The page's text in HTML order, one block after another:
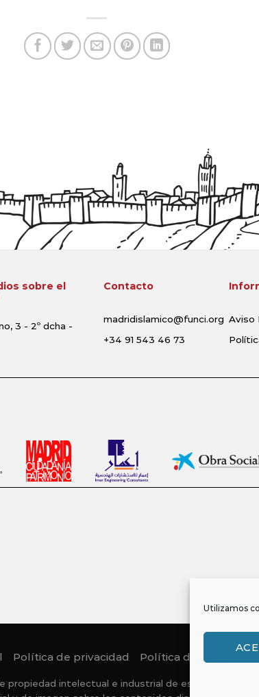
Utilizamos
sobre el
3 - 2º dcha -
Contacto
madridislamico@funci.org
+34 91 543 46 73
Aviso
Política de privacidad Política de Cookies
propiedad intelectual e industrial de este sitio